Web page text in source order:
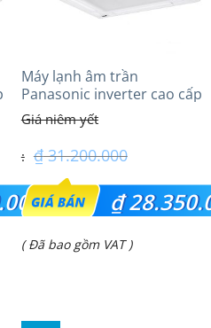
Máy lạnh âm trần
Panasonic inverter cao cấp
(2.5Hp) S-1821PU3HA/U-
21PRH1H5
₫31.200.000
Giá
gốc
là:
₫
Giá
( Đã bao gồm VAT )